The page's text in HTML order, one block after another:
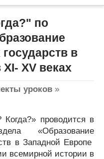
по
в
XV веках
уроков »
проводится в
«Образование
в Западной Европе
всемирной истории в